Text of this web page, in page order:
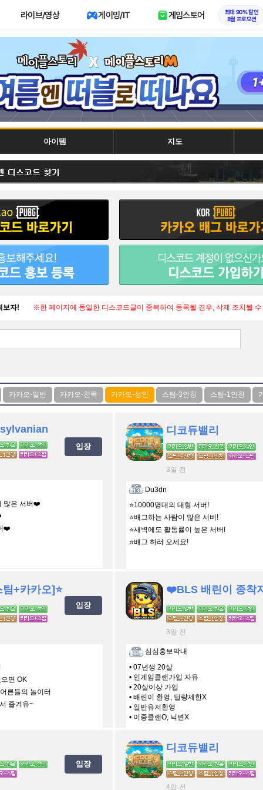
라이브/영상 게이밍/IT 게임스토어
최대 90% 할인
8월 프로모션
아이템 지도
보자! ※한 페이지에 동일한 디스코드글이 중복하여 등록될 경우, 삭제 조치될
입장
많은 서버❤️
❤️
디코듀밸리
3일 전
Du3dn
⭐️10000명대의 대형 서버!
⭐️배그하는 사람이 많은 서버!
⭐️새벽에도 활동률이 높은 서버!
⭐️배그 하러 오세요!
팀+카카오]⭐️
입장
면 OK
른들의 놀이터
즐겨유~
❤️BLS 배린이 종착
3일 전
심심홍보막내
• 07년생 20살
• 인게임클랜가입 자유
• 20살이상 가입
• 배린이 환영, 딜량제한X
• 일반유저환영
• 이중클랜O, 닉변X
입장
디코듀밸리
4일 전